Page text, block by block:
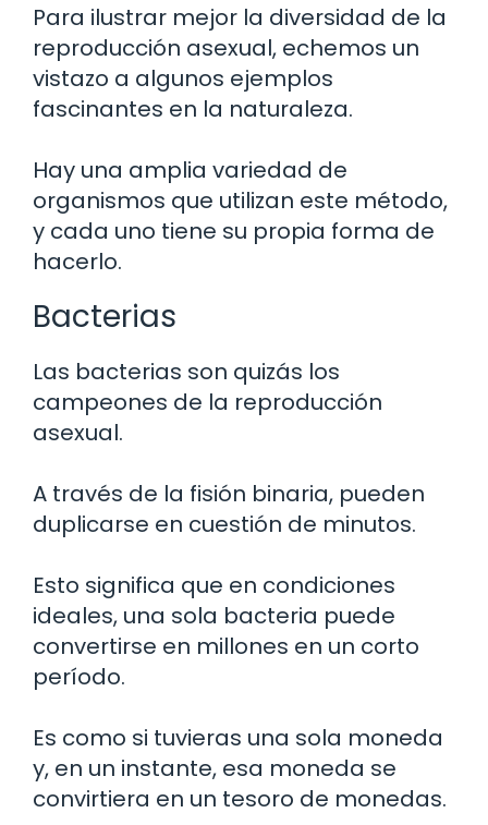
Para ilustrar mejor la diversidad de la
reproducción asexual, echemos un
vistazo a algunos ejemplos
fascinantes en la naturaleza.
Hay una amplia variedad de
organismos que utilizan este método,
y cada uno tiene su propia forma de
hacerlo.
Bacterias
Las bacterias son quizás los
campeones de la reproducción
asexual.
A través de la fisión binaria, pueden
duplicarse en cuestión de minutos.
Esto significa que en condiciones
ideales, una sola bacteria puede
convertirse en millones en un corto
período.
Es como si tuvieras una sola moneda
y, en un instante, esa moneda se
convirtiera en un tesoro de monedas.